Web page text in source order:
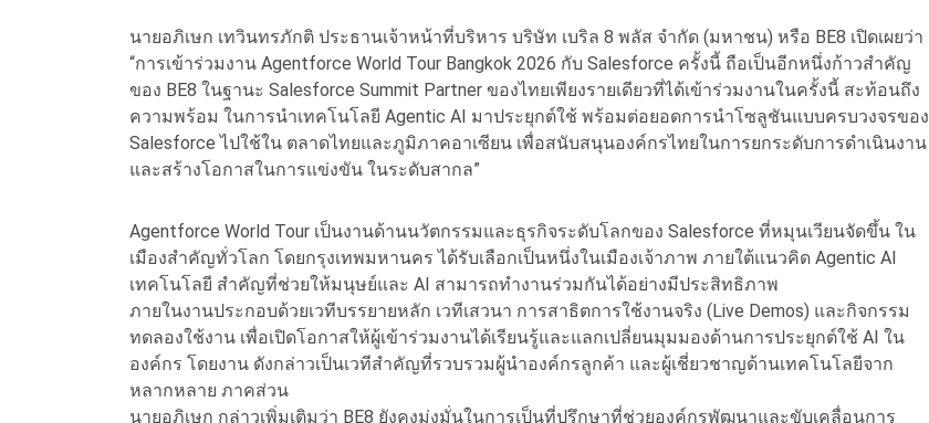
นายอภิเษก เทวินทรภักติ ประธานเจ้าหน้าที่บริหาร บริษัท เบริล 8 พลัส จำกัด (มหาชน) หรือ BE8 เปิดเผยว่า
“การเข้าร่วมงาน Agentforce World Tour Bangkok 2026 กับ Salesforce ครั้งนี้ ถือเป็นอีกหนึ่งก้าวสำคัญ
ของ BE8 ในฐานะ Salesforce Summit Partner ของไทยเพียงรายเดียวที่ได้เข้าร่วมงานในครั้งนี้ สะท้อนถึง
ความพร้อม ในการนำเทคโนโลยี Agentic AI มาประยุกต์ใช้ พร้อมต่อยอดการนำโซลูชันแบบครบวงจรของ
Salesforce ไปใช้ใน ตลาดไทยและภูมิภาคอาเซียน เพื่อสนับสนุนองค์กรไทยในการยกระดับการดำเนินงาน
และสร้างโอกาสในการแข่งขัน ในระดับสากล”
Agentforce World Tour เป็นงานด้านนวัตกรรมและธุรกิจระดับโลกของ Salesforce ที่หมุนเวียนจัดขึ้น ใน
เมืองสำคัญทั่วโลก โดยกรุงเทพมหานคร ได้รับเลือกเป็นหนึ่งในเมืองเจ้าภาพ ภายใต้แนวคิด Agentic AI
เทคโนโลยี สำคัญที่ช่วยให้มนุษย์และ AI สามารถทำงานร่วมกันได้อย่างมีประสิทธิภาพ
ภายในงานประกอบด้วยเวทีบรรยายหลัก เวทีเสวนา การสาธิตการใช้งานจริง (Live Demos) และกิจกรรม
ทดลองใช้งาน เพื่อเปิดโอกาสให้ผู้เข้าร่วมงานได้เรียนรู้และแลกเปลี่ยนมุมมองด้านการประยุกต์ใช้ AI ใน
องค์กร โดยงาน ดังกล่าวเป็นเวทีสำคัญที่รวบรวมผู้นำองค์กรลูกค้า และผู้เชี่ยวชาญด้านเทคโนโลยีจาก
หลากหลาย ภาคส่วน
นายอภิเษก กล่าวเพิ่มเติมว่า BE8 ยังคงมุ่งมั่นในการเป็นที่ปรึกษาที่ช่วยองค์กรพัฒนาและขับเคลื่อนการ